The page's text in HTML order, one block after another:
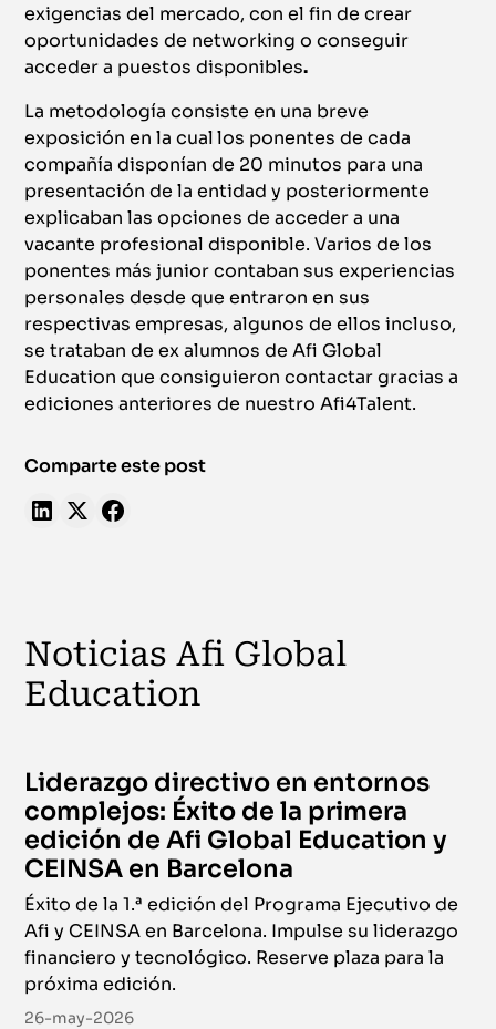
exigencias del mercado, con el fin de crear
oportunidades de networking o conseguir
acceder a puestos disponibles.
La metodología consiste en una breve
exposición en la cual los ponentes de cada
compañía disponían de 20 minutos para una
presentación de la entidad y posteriormente
explicaban las opciones de acceder a una
vacante profesional disponible. Varios de los
ponentes más junior contaban sus experiencias
personales desde que entraron en sus
respectivas empresas, algunos de ellos incluso,
se trataban de ex alumnos de Afi Global
Education que consiguieron contactar gracias a
ediciones anteriores de nuestro Afi4Talent.
Comparte este post
Noticias Afi Global
Education
Liderazgo directivo en entornos
complejos: Éxito de la primera
edición de Afi Global Education y
CEINSA en Barcelona
Éxito de la 1.ª edición del Programa Ejecutivo de
Afi y CEINSA en Barcelona. Impulse su liderazgo
financiero y tecnológico. Reserve plaza para la
próxima edición.
26-may-2026